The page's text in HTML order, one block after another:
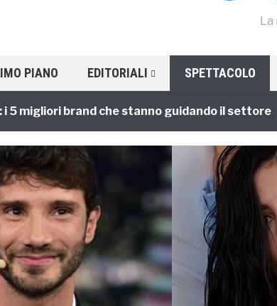
La
PIANO EDITORIALI SPETTACOLO
brand che stanno guidando il settore